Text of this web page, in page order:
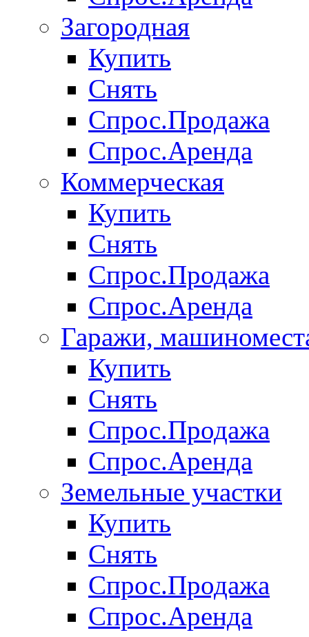
Загородная
Купить
Снять
Спрос.Продажа
Спрос.Аренда
Коммерческая
Купить
Снять
Спрос.Продажа
Спрос.Аренда
Гаражи,
Купить
Снять
Спрос.Продажа
Спрос.Аренда
Земельные участки
Купить
Снять
Спрос.Продажа
Спрос.Аренда